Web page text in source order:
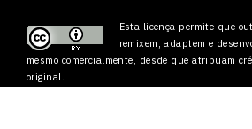
Esta licença permite que
remixem, adaptem e
mesmo comercialmente, desde que atribuam
original.